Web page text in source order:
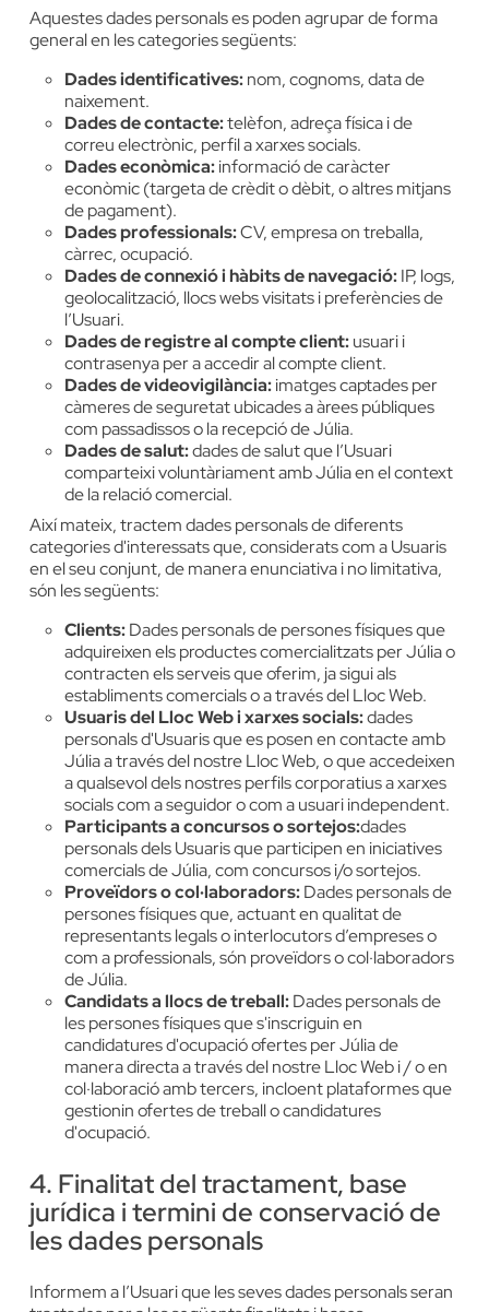
Aquestes dades personals es poden agrupar de forma
general en les categories següents:
Dades identificatives:nom, cognoms, data de
naixement.
Dades de contacte:telèfon, adreça física i de
correu electrònic, perfil a xarxes socials.
Dades econòmica:informació de caràcter
econòmic (targeta de crèdit o dèbit, o altres mitjans
de pagament).
Dades professionals:CV, empresa on treballa,
càrrec, ocupació.
Dades de connexió i hàbits de navegació:IP, logs,
geolocalització, llocs webs visitats i preferències de
l’Usuari.
Dades de registre al compte client:usuari i
contrasenya per a accedir al compte client.
Dades de videovigilància:imatges captades per
càmeres de seguretat ubicades a àrees públiques
com passadissos o la recepció de Júlia.
Dades de salut:dades de salut que l’Usuari
comparteixi voluntàriament amb Júlia en el context
de la relació comercial.
Així mateix, tractem dades personals de diferents
categories d'interessats que, considerats com a Usuaris
en el seu conjunt, de manera enunciativa i no limitativa,
són les següents:
Clients:Dades personals de persones físiques que
adquireixen els productes comercialitzats per Júlia o
contracten els serveis que oferim, ja sigui als
establiments comercials o a través del Lloc Web.
Usuaris del Lloc Web i xarxes socials:dades
personals d'Usuaris que es posen en contacte amb
Júlia a través del nostre Lloc Web, o que accedeixen
a qualsevol dels nostres perfils corporatius a xarxes
socials com a seguidor o com a usuari independent.
Participants a concursos o sortejos:dades
personals dels Usuaris que participen en iniciatives
comercials de Júlia, com concursos i/o sortejos.
Proveïdors o col·laboradors:Dades personals de
persones físiques que, actuant en qualitat de
representants legals o interlocutors d’empreses o
com a professionals, són proveïdors o col·laboradors
de Júlia.
Candidats a llocs de treball:Dades personals de
les persones físiques que s'inscriguin en
candidatures d'ocupació ofertes per Júlia de
manera directa a través del nostre Lloc Web i / o en
col·laboració amb tercers, incloent plataformes que
gestionin ofertes de treball o candidatures
d'ocupació.
4. Finalitat del tractament, base
jurídica i termini de conservació de
les dades personals
Informem a l’Usuari que les seves dades personals seran